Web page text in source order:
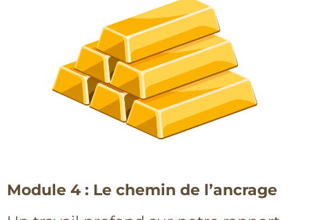
Module 4 : Le chemin de l’ancrage